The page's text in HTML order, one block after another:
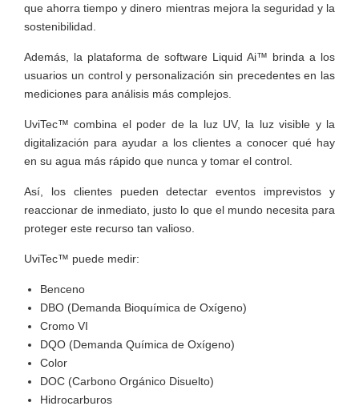
que ahorra tiempo y dinero mientras mejora la seguridad y la
sostenibilidad.
Además, la plataforma de software Liquid Ai™ brinda a los
usuarios un control y personalización sin precedentes en las
mediciones para análisis más complejos.
UviTec™ combina el poder de la luz UV, la luz visible y la
digitalización para ayudar a los clientes a conocer qué hay
en su agua más rápido que nunca y tomar el control.
Así, los clientes pueden detectar eventos imprevistos y
reaccionar de inmediato, justo lo que el mundo necesita para
proteger este recurso tan valioso.
UviTec™ puede medir:
Benceno
DBO (Demanda Bioquímica de Oxígeno)
Cromo VI
DQO (Demanda Química de Oxígeno)
Color
DOC (Carbono Orgánico Disuelto)
Hidrocarburos